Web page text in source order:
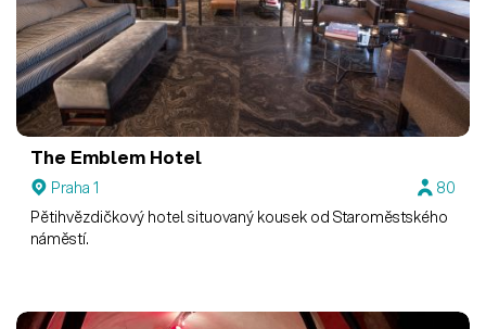
The Emblem Hotel
Praha 1
80
Pětihvězdičkový hotel situovaný kousek od Staroměstského
náměstí.